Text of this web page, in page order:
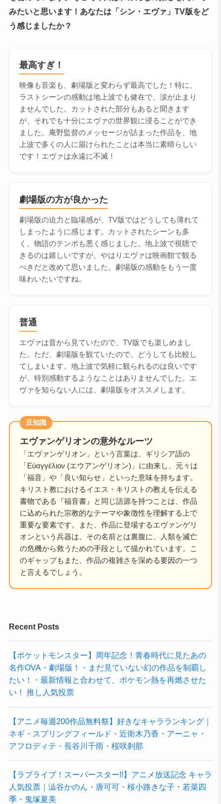
みたいと思います！あなたは「シン・エヴァ」TV版をど
う感じましたか？
最高すぎ！
映像も音楽も、劇場版と変わらず最高でした！特に、
ラストシーンの感動は地上波でも健在で、涙が止まり
ませんでした。カットされた部分もあると聞きます
が、それでも十分にエヴァの世界観に浸ることができ
ました。庵野監督のメッセージが詰まった作品を、地
上波で多くの人に届けられたことは本当に素晴らしい
です！エヴァは永遠に不滅！
劇場版の方が良かった
劇場版の迫力と臨場感が、TV版ではどうしても薄れて
しまったように感じます。カットされたシーンも多
く、物語のテンポも悪く感じました。地上波で視聴で
きるのは嬉しいですが、やはりエヴァは映画館で観る
べきだと改めて思いました。劇場版の感動をもう一度
味わいたいですね。
普通
エヴァは昔から見ていたので、TV版でも楽しめまし
た。ただ、劇場版を観ていたので、どうしても比較し
てしまいます。地上波で気軽に観られるのは良いです
が、特別感動するようなことはありませんでした。エ
ヴァを知らない人には、劇場版をオススメします。
豆知識
エヴァンゲリオンの意外なルーツ
「エヴァンゲリオン」という言葉は、ギリシア語の
「Εὐαγγέλιον (エウアンゲリオン)」に由来し、元々は
「福音」や「良い知らせ」といった意味を持ちます。
キリスト教におけるイエス・キリストの教えを伝える
書物である『福音書』と同じ語源を持つことは、作品
に込められた宗教的なテーマや象徴性を理解する上で
重要な要素です。また、作品に登場するエヴァンゲリ
オンという兵器は、その名前とは裏腹に、人類を滅亡
の危機から救うための手段として描かれています。こ
のギャップもまた、作品の複雑さを深める要因の一つ
と言えるでしょう。
Recent Posts
【ポケットモンスター】周年記念！青春時代に見たあの
名作OVA・劇場版！・まだ見ていない幻の作品を制覇し
たい！・最新情報と合わせて、ポケモン熱を再燃させた
い！ 推し人気投票
【アニメ毎週200作品無料祭】好きなキャラランキング｜
ネギ・スプリングフィールド・近衛木乃香・アーニャ・
アフロディテ・長谷川千雨・桜咲刹那
【ラブライブ！スーパースター!!】アニメ放送記念 キャラ
人気投票｜澁谷かのん・唐可可・桜小路きな子・若菜四
季・鬼塚夏美